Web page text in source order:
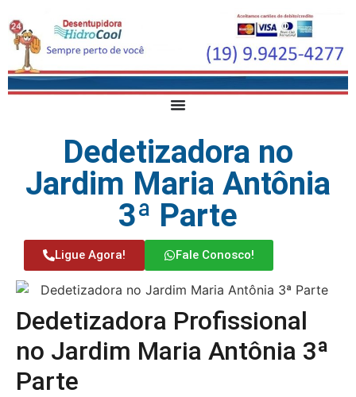
Dedetizadora no
Jardim Maria Antônia
3ª Parte
Ligue Agora! Fale Conosco!
Dedetizadora Profissional
no Jardim Maria Antônia 3ª
Parte